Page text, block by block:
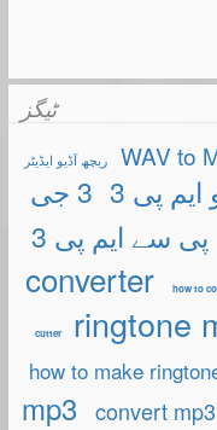
ٹیگز
ریچھ آڈیو ایڈیٹر WAV to
پی 3
3 جی
پی سے ایم پی 3
converter
how to
cutter ringtone
how to make
mp3
convert